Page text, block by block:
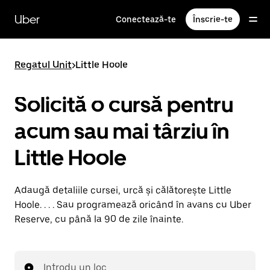
direct
conținutul
principal
Uber Conectează-te Înscrie-te
Regatul Unit>Little Hoole
Solicită o cursă pentru
acum sau mai târziu în
Little Hoole
Adaugă detaliile cursei, urcă și călătorește Little
Hoole. . . . Sau programează oricând în avans cu Uber
Reserve, cu până la 90 de zile înainte.
Introdu un loc